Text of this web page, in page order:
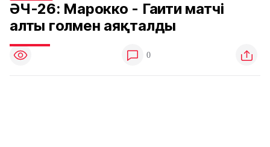
ӘЧ-26: Марокко - Гаити матчі
алты голмен аяқталды
0